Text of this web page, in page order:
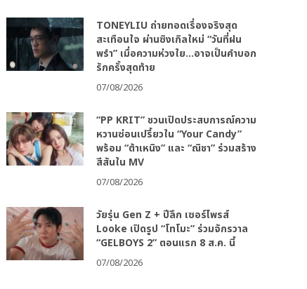
TONEYLIU ถ่ายทอดเรื่องจริงสุด
สะเทือนใจ ผ่านซิงเกิลใหม่ “วันที่ฝน
พรำ” เมื่อความห่วงใย…อาจเป็นคำบอก
รักครั้งสุดท้าย
07/08/2026
“PP KRIT” ชวนเปิดประสบการณ์ความ
หวานซ่อนเปรี้ยวใน “Your Candy”
พร้อม “ต้าเหนิง” และ “ณิชา” ร่วมสร้าง
สีสันใน MV
07/08/2026
วัยรุ่น Gen Z + ปีลึก เซอร์ไพรส์
Looke เปิดรูป “โทโมะ” ร่วมจักรวาล
“GELBOYS 2” ตอนแรก 8 ส.ค. นี้
07/08/2026